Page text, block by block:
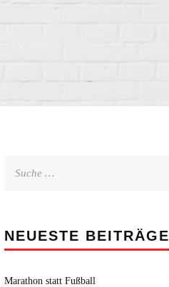
NEUESTE BEITRÄGE
Marathon statt Fußball